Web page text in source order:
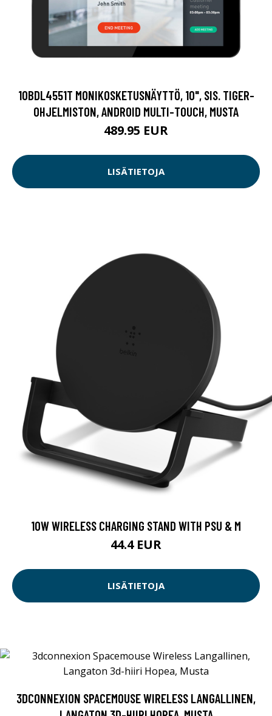
10BDL4551T MONIKOSKETUSNÄYTTÖ, 10", SIS. TIGER-
OHJELMISTON, ANDROID MULTI-TOUCH, MUSTA
489.95 EUR
LISÄTIETOJA
10W WIRELESS CHARGING STAND WITH PSU & M
44.4 EUR
LISÄTIETOJA
3DCONNEXION SPACEMOUSE WIRELESS LANGALLINEN,